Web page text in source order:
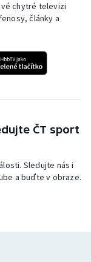
chytré televizi
články a
ČT sport
Sledujte nás i
a buďte v obraze.